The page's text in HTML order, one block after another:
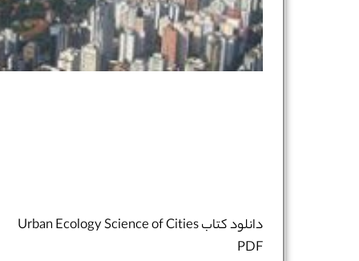
دانلود کتاب Urban Ecology Science of Cities
PDF